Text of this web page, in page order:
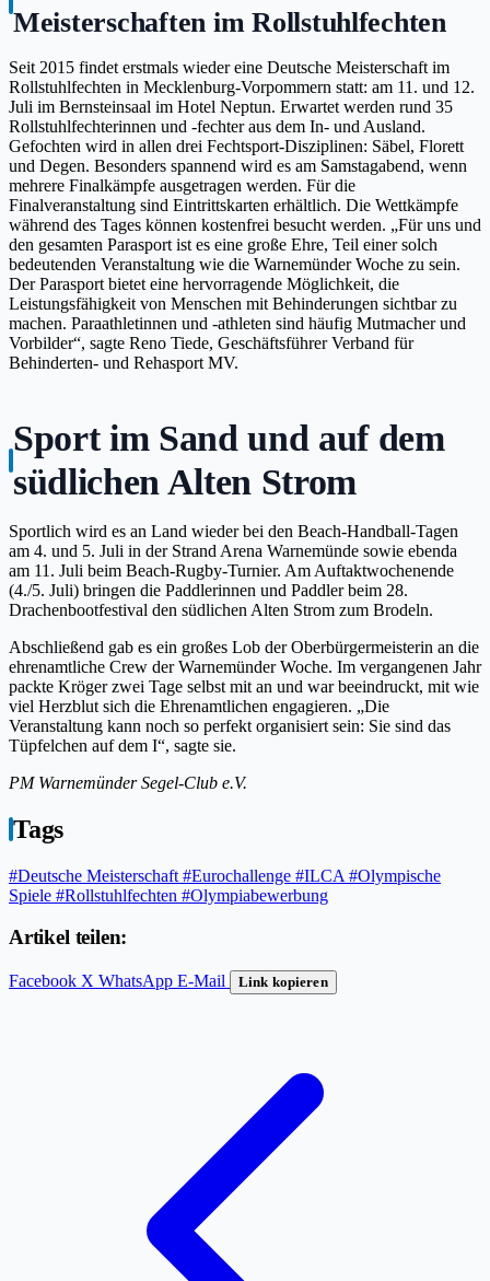
Meisterschaften im Rollstuhlfechten
Seit 2015 findet erstmals wieder eine Deutsche Meisterschaft im
Rollstuhlfechten in Mecklenburg-Vorpommern statt: am 11. und 12.
Juli im Bernsteinsaal im Hotel Neptun. Erwartet werden rund 35
Rollstuhlfechterinnen und -fechter aus dem In- und Ausland.
Gefochten wird in allen drei Fechtsport-Disziplinen: Säbel, Florett
und Degen. Besonders spannend wird es am Samstagabend, wenn
mehrere Finalkämpfe ausgetragen werden. Für die
Finalveranstaltung sind Eintrittskarten erhältlich. Die Wettkämpfe
während des Tages können kostenfrei besucht werden. „Für uns und
den gesamten Parasport ist es eine große Ehre, Teil einer solch
bedeutenden Veranstaltung wie die Warnemünder Woche zu sein.
Der Parasport bietet eine hervorragende Möglichkeit, die
Leistungsfähigkeit von Menschen mit Behinderungen sichtbar zu
machen. Paraathletinnen und -athleten sind häufig Mutmacher und
Vorbilder“, sagte Reno Tiede, Geschäftsführer Verband für
Behinderten- und Rehasport MV.
Sport im Sand und auf dem
südlichen Alten Strom
Sportlich wird es an Land wieder bei den Beach-Handball-Tagen
am 4. und 5. Juli in der Strand Arena Warnemünde sowie ebenda
am 11. Juli beim Beach-Rugby-Turnier. Am Auftaktwochenende
(4./5. Juli) bringen die Paddlerinnen und Paddler beim 28.
Drachenbootfestival den südlichen Alten Strom zum Brodeln.
Abschließend gab es ein großes Lob der Oberbürgermeisterin an die
ehrenamtliche Crew der Warnemünder Woche. Im vergangenen Jahr
packte Kröger zwei Tage selbst mit an und war beeindruckt, mit wie
viel Herzblut sich die Ehrenamtlichen engagieren. „Die
Veranstaltung kann noch so perfekt organisiert sein: Sie sind das
Tüpfelchen auf dem I“, sagte sie.
PM Warnemünder Segel-Club e.V.
Tags
#Deutsche Meisterschaft #Eurochallenge #ILCA #Olympische
Spiele #Rollstuhlfechten #Olympiabewerbung
Artikel teilen:
Facebook X WhatsApp E-Mail Link kopieren